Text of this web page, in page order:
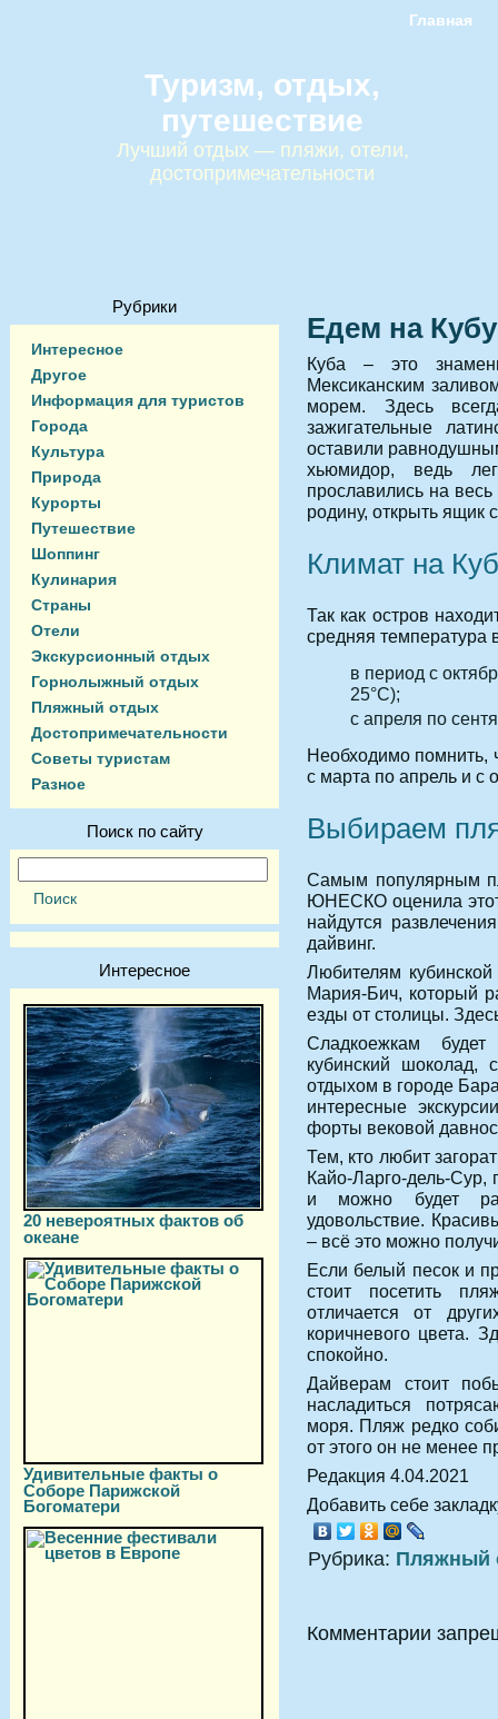
Главная
Туризм, отдых,
путешествие
Лучший отдых — пляжи, отели,
достопримечательности
Рубрики
Интересное
Другое
Информация для туристов
Города
Культура
Природа
Курорты
Путешествие
Шоппинг
Кулинария
Страны
Отели
Экскурсионный отдых
Горнолыжный отдых
Пляжный отдых
Достопримечательности
Советы туристам
Разное
Поиск по сайту
Интересное
20 невероятных фактов об
океане
Удивительные факты о
Соборе Парижской
Богоматери
Едем на
Куба – это
Мексиканским
морем. Здесь
зажигательные
оставили
хьюмидор, ведь
прославились на
родину, открыть ящик
Климат на
Так как остров
средняя температура
в период с
25°C);
с апреля по
Необходимо помнить,
с марта по апрель и с
Выбираем
Самым популярным
ЮНЕСКО оценила
найдутся
дайвинг.
Любителям
Мария-Бич, который
езды от столицы.
Сладкоежкам будет
кубинский шоколад,
отдыхом в городе
интересные
форты вековой
Тем, кто любит
Кайо-Ларго-дель-Сур,
и можно будет
удовольствие.
– всё это можно
Если белый песок и
стоит посетить
отличается от
коричневого цвета.
спокойно.
Дайверам стоит
насладиться
моря. Пляж редко
от этого он не менее
Редакция 4.04.2021
Добавить себе
Рубрика: Пляжный
Комментарии